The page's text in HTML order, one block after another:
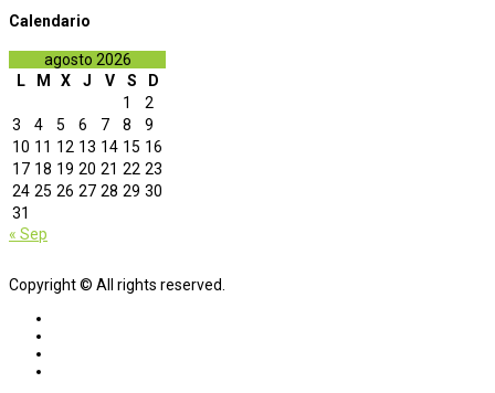
Calendario
agosto 2026
L
M X J V S
D
1
2
3
4 5 6 7 8
9
10 11 12 13 14 15 16
17 18 19 20 21 22 23
24 25 26 27 28 29 30
31
« Sep
Copyright © All rights reserved.